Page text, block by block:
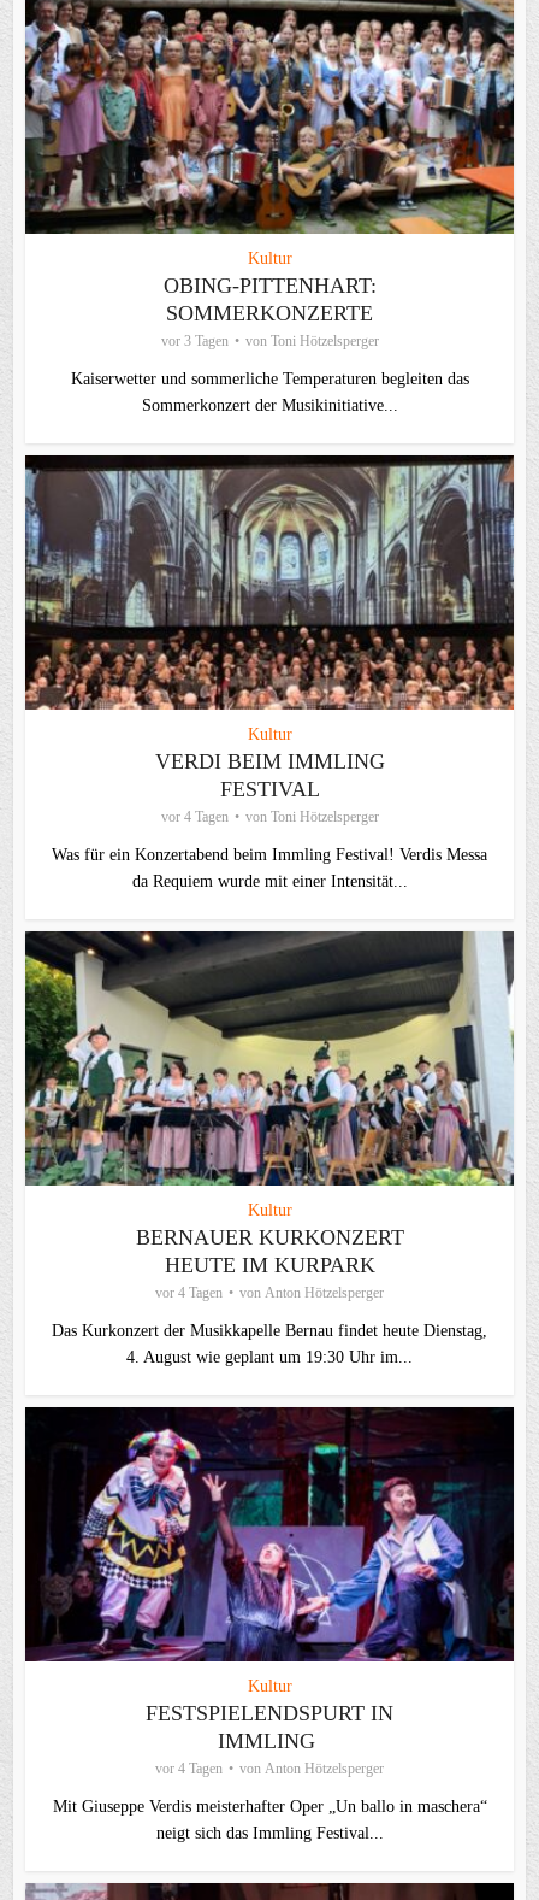
Kultur
OBING-PITTENHART:
SOMMERKONZERTE
vor 3 Tagen von Toni Hötzelsperger
Kaiserwetter und sommerliche Temperaturen begleiten das
Sommerkonzert der Musikinitiative...
Kultur
VERDI BEIM IMMLING
FESTIVAL
vor 4 Tagen von Toni Hötzelsperger
Was für ein Konzertabend beim Immling Festival! Verdis Messa
da Requiem wurde mit einer Intensität...
Kultur
BERNAUER KURKONZERT
HEUTE IM KURPARK
vor 4 Tagen von Anton Hötzelsperger
Das Kurkonzert der Musikkapelle Bernau findet heute Dienstag,
4. August wie geplant um 19:30 Uhr im...
Kultur
FESTSPIELENDSPURT IN
IMMLING
vor 4 Tagen von Anton Hötzelsperger
Mit Giuseppe Verdis meisterhafter Oper „Un ballo in maschera“
neigt sich das Immling Festival...